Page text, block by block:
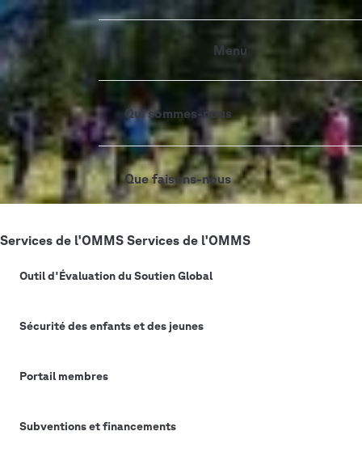
Aller
contenu
principal
Copyright
World Scout Bureau - Enrique Leon
Main
navigation
Menu
Qui sommes-nous
Que faisons-nous
Où travaillons-nous
Services de l'OMMS Services de l'OMMS
Outil d'Évaluation du Soutien Global
Sécurité des enfants et des jeunes
Portail membres
Subventions et financements